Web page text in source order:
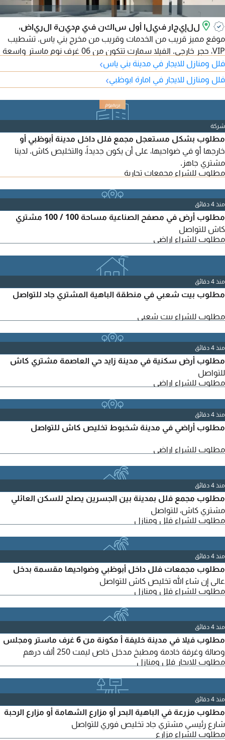
للإيجار فيلا أول ساكن في مدينة الرياض،
موقع مميز قريب من الخدمات وقريب من مخرج بني ياس. تشطيب
VIP، حجر خارجي. الفيلا سمارت تتكون من 06 غرف نوم ماستر واسعة
جدا مع خزائن، مجلس رجال واسع بمدخل مستقل مع مغاسل، غرفة
طعام، 04 صالات واسعة، مجلس حريم، مطبخ رئيسي خارجي مع
ستور، غرفة خادمة وغرفة غسيل على السطح. تكييف مركزي
وسبليت، بوابة الكترونية. الفيلا فيها توثيق
فلل ومنازل للايجار في مدينة بني ياس›
فلل ومنازل للايجار في امارة ابوظبي›
شركة
مطلوب بشكل مستعجل مجمع فلل داخل مدينة أبوظبي أو
خارجها أو في ضواحيها، على أن يكون جديداً، والتخليص كاش. لدينا
مشتري جاهز.
مطلوب للشراء مجمعات تجارية
منذ 4 دقائق
مطلوب أرض في مصفح الصناعية مساحة 100 / 100 مشتري
كاش للتواصل
مطلوب للشراء اراضي
منذ 4 دقائق
مطلوب بيت شعبي في منطقة الباهية المشتري جاد للتواصل
مطلوب للشراء بيت شعبي
منذ 4 دقائق
مطلوب أرض سكنية في مدينة زايد حي العاصمة مشتري كاش
للتواصل
مطلوب للشراء اراضي
منذ 4 دقائق
مطلوب أراضي في مدينة شخبوط تخليص كاش للتواصل
مطلوب للشراء اراضي
منذ 4 دقائق
مطلوب مجمع فلل بمدينة بين الجسرين يصلح للسكن العائلي
مشتري كاش، للتواصل
مطلوب للشراء فلل ومنازل
منذ 4 دقائق
مطلوب مجمعات فلل داخل أبوظبي وضواحيها مقسمة بدخل
عالى إن شاء الله تخليص كاش للتواصل
مطلوب للشراء فلل ومنازل
منذ 4 دقائق
مطلوب فيلا في مدينة خليفة أ مكونة من 6 غرف ماستر ومجلس
وصالة وغرفة خادمة ومطبخ مدخل خاص ليمت 250 ألف درهم
مطلوب للايجار فلل ومنازل
منذ 4 دقائق
مطلوب مزرعة في الباهية البحر أو مزارع الشهامة أو مزارع الرحبة
شارع رئيسي مشتري جاد تخليص فوري للتواصل
مطلوب للشراء مزارع